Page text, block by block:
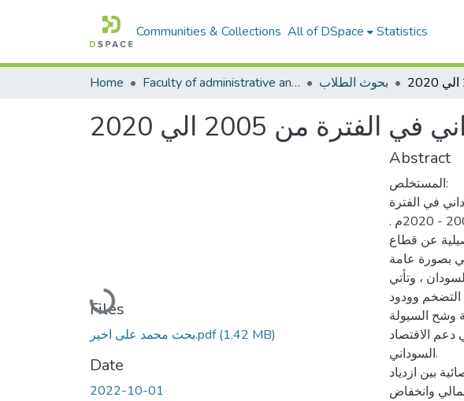
Communities & Collections All of DSpace Statistics
Home Faculty of administrative and economic sciences كليةالعلوم الادارية والاقتصادية بحوث الطلاب
من 2005 الي 2020
Loading...
Files
بحث محمد على اخير.pdf(1.42 MB)
Date
2022-10-01
Abstract
المستخلص:
في الفترة
. من 2005 - 2020م
عن قطاع
بصورة عامة.
، وتأتي
وودود
وشح السيولة.
الاقتصاد
السوداني.
بين ازدياد
وانخفاض